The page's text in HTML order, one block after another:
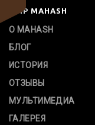
МИР MAHASH
О MAHASH
БЛОГ
ИСТОРИЯ
ОТЗЫВЫ
МУЛЬТИМЕДИА
ГАЛЕРЕЯ